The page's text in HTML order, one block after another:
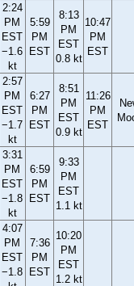
2:24
PM
EST
−1.6
kt
5:59
PM
EST
8:13
PM
EST
0.8 kt
10:47
PM
EST
2:57
PM
EST
−1.7
kt
6:27
PM
EST
8:51
PM
EST
0.9 kt
11:26
PM
EST
3:31
PM
EST
−1.8
kt
6:59
PM
EST
9:33
PM
EST
1.1 kt
4:07
PM
EST
−1.8
7:36
PM
EST
10:20
PM
EST
1.2 kt